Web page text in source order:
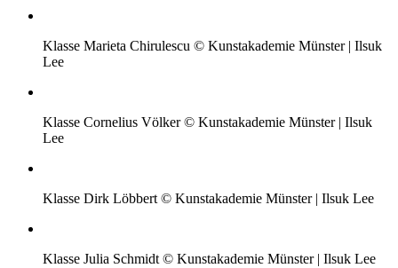
Klasse Marieta Chirulescu © Kunstakademie Münster | Ilsuk
Lee
Klasse Cornelius Völker © Kunstakademie Münster | Ilsuk
Lee
Klasse Dirk Löbbert © Kunstakademie Münster | Ilsuk Lee
Klasse Julia Schmidt © Kunstakademie Münster | Ilsuk Lee